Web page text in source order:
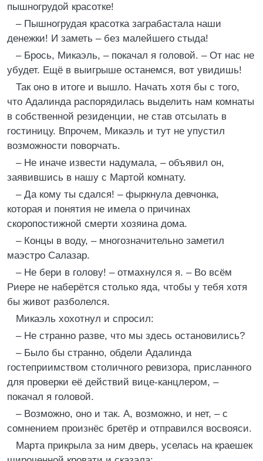
пышногрудой красотке!
– Пышногрудая красотка заграбастала наши
денежки! И заметь – без малейшего стыда!
– Брось, Микаэль, – покачал я головой. – От нас не
убудет. Ещё в выигрыше останемся, вот увидишь!
Так оно в итоге и вышло. Начать хотя бы с того,
что Адалинда распорядилась выделить нам комнаты
в собственной резиденции, не став отсылать в
гостиницу. Впрочем, Микаэль и тут не упустил
возможности поворчать.
– Не иначе извести надумала, – объявил он,
заявившись в нашу с Мартой комнату.
– Да кому ты сдался! – фыркнула девчонка,
которая и понятия не имела о причинах
скоропостижной смерти хозяина дома.
– Концы в воду, – многозначительно заметил
маэстро Салазар.
– Не бери в голову! – отмахнулся я. – Во всём
Риере не наберётся столько яда, чтобы у тебя хотя
бы живот разболелся.
Микаэль хохотнул и спросил:
– Не странно разве, что мы здесь остановились?
– Было бы странно, обдели Адалинда
гостеприимством столичного ревизора, присланного
для проверки её действий вице-канцлером, –
покачал я головой.
– Возможно, оно и так. А, возможно, и нет, – с
сомнением произнёс бретёр и отправился восвояси.
Марта прикрыла за ним дверь, уселась на краешек